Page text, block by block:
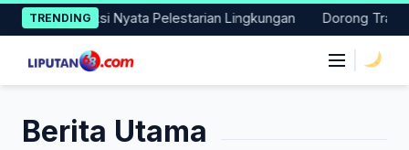
Skip
to
content
TRENDING
Lakukan Aksi Nyata Pelestarian Lingkungan Dorong
Berita Utama